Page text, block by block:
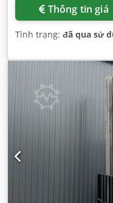
Thông tin giá
Tình trạng: đã qua sử